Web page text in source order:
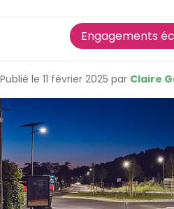
Engagements
Publié le 11 février 2025 par Claire